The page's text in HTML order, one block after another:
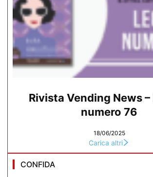
Rivista Vending News –
numero 76
18/06/2025
Carica altri
CONFIDA